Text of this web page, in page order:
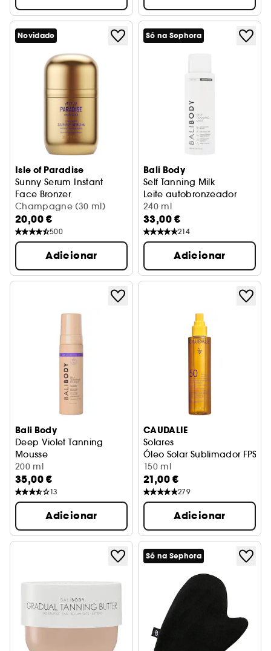
Novidade
Isle of Paradise
Sunny Serum Instant
Face Bronzer
Sérum bronzeador para o rosto
Champagne (30 ml)
20,00 €
500
Adicionar
Só na Sephora
Bali Body
Self Tanning Milk
Leite autobronzeador
240 ml
33,00 €
214
Adicionar
Bali Body
Deep Violet Tanning
Mousse
Espuma bronzeadora violeta-escuro
200 ml
35,00 €
13
Adicionar
CAUDALIE
Solares
Óleo Solar Sublimador FPS50
150 ml
21,00 €
279
Adicionar
Só na Sephora